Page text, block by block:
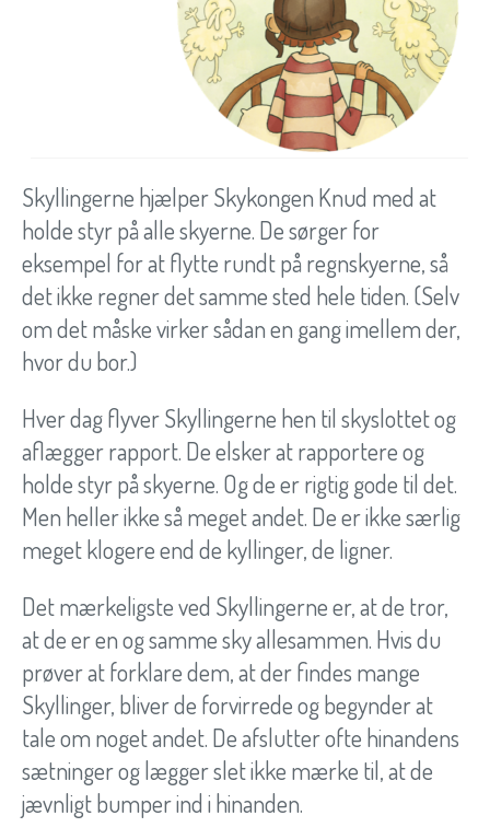
Skyllingerne hjælper Skykongen Knud med at
holde styr på alle skyerne. De sørger for
eksempel for at flytte rundt på regnskyerne, så
det ikke regner det samme sted hele tiden. (Selv
om det måske virker sådan en gang imellem der,
hvor du bor.)
Hver dag flyver Skyllingerne hen til skyslottet og
aflægger rapport. De elsker at rapportere og
holde styr på skyerne. Og de er rigtig gode til det.
Men heller ikke så meget andet. De er ikke særlig
meget klogere end de kyllinger, de ligner.
Det mærkeligste ved Skyllingerne er, at de tror,
at de er en og samme sky allesammen. Hvis du
prøver at forklare dem, at der findes mange
Skyllinger, bliver de forvirrede og begynder at
tale om noget andet. De afslutter ofte hinandens
sætninger og lægger slet ikke mærke til, at de
jævnligt bumper ind i hinanden.